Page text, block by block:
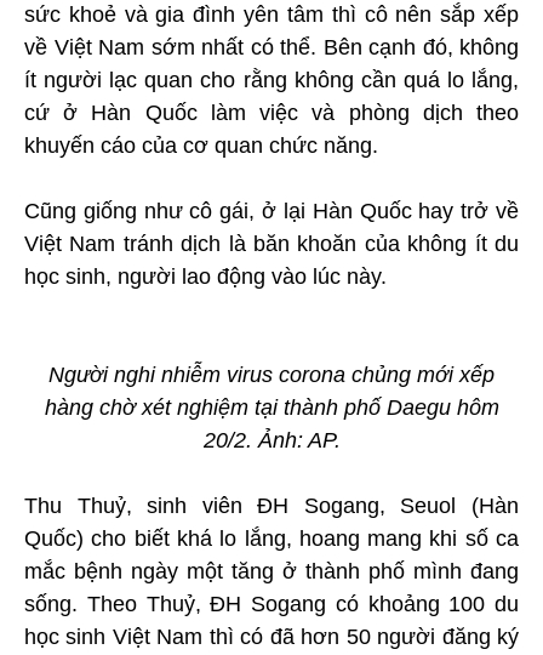
sức khoẻ và gia đình yên tâm thì cô nên sắp xếp
về Việt Nam sớm nhất có thể. Bên cạnh đó, không
ít người lạc quan cho rằng không cần quá lo lắng,
cứ ở Hàn Quốc làm việc và phòng dịch theo
khuyến cáo của cơ quan chức năng.
Cũng giống như cô gái, ở lại Hàn Quốc hay trở về
Việt Nam tránh dịch là băn khoăn của không ít du
học sinh, người lao động vào lúc này.
Người nghi nhiễm virus corona chủng mới xếp
hàng chờ xét nghiệm tại thành phố Daegu hôm
20/2. Ảnh: AP.
Thu Thuỷ, sinh viên ĐH Sogang, Seuol (Hàn
Quốc) cho biết khá lo lắng, hoang mang khi số ca
mắc bệnh ngày một tăng ở thành phố mình đang
sống. Theo Thuỷ, ĐH Sogang có khoảng 100 du
học sinh Việt Nam thì có đã hơn 50 người đăng ký